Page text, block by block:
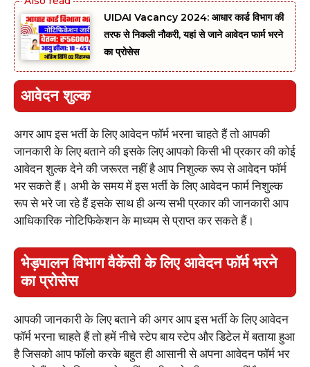
UIDAI Vacancy 2024: आधार कार्ड विभाग की
तरफ से निकली नौकरी, यहां से जाने आवेदन फार्म भरने
का प्रोसेस
आवेदन शुल्क
अगर आप इस भर्ती के लिए आवेदन फॉर्म भरना चाहते हैं तो आपकी
जानकारी के लिए बताने की इसके लिए आपको किसी भी प्रकार की कोई
आवेदन शुल्क देने की जरूरत नहीं है आप निशुल्क रूप से आवेदन फॉर्म
भर सकते हैं। अभी के समय में इस भर्ती के लिए आवेदन फार्म निशुल्क
रूप से भरे जा रहे हैं इसके साथ ही अन्य सभी प्रकार की जानकारी आप
आधिकारिक नोटिफिकेशन के माध्यम से प्राप्त कर सकते हैं।
भेड़पालन विभाग वैकेंसी के लिए आवेदन फॉर्म भरने
का प्रोसेस
आपकी जानकारी के लिए बताने की अगर आप इस भर्ती के लिए आवेदन
फॉर्म भरना चाहते हैं तो हमें नीचे स्टेप बाय स्टेप और डिटेल में बताया हुआ
है जिसको आप फॉलो करके बहुत ही आसानी से अपना आवेदन फॉर्म भर